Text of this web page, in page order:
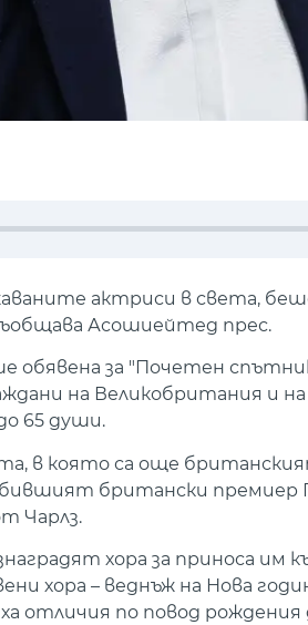
актриси в света,
Асошиейтед прес.
обявена за "Почетен
на Великобритания
65 души.
в която са още
британски премиер
Чарлз.
хора за приноса
хора – веднъж на Нова
отличия по повод рождения